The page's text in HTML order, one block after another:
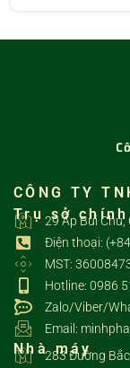
CÔNG TY
Trụ sở chính
29 Ấp Bùi Chu,
Điện thoại:
MST:
Hotline: 0986
Zalo/Viber/
Email:
Nhà máy
283 Đường Bắc